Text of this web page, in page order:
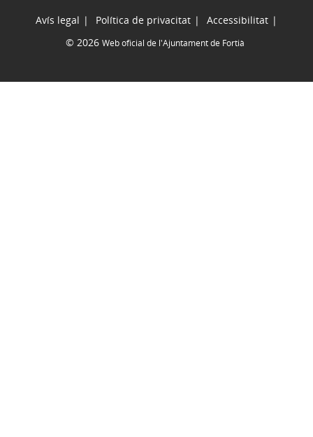
Avís legal Política de privacitat
Accessibilitat
© 2026 Web oficial de l'Ajuntament de Fortià